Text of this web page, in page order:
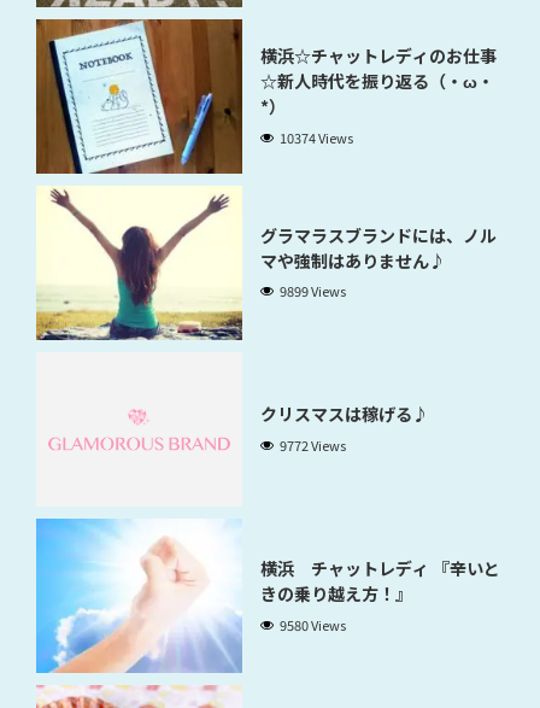
横浜☆チャットレディのお仕事
☆新人時代を振り返る（・ω・
*）
10374 Views
グラマラスブランドには、ノル
マや強制はありません♪
9899 Views
クリスマスは稼げる♪
9772 Views
横浜 チャットレディ 『辛いと
きの乗り越え方！』
9580 Views